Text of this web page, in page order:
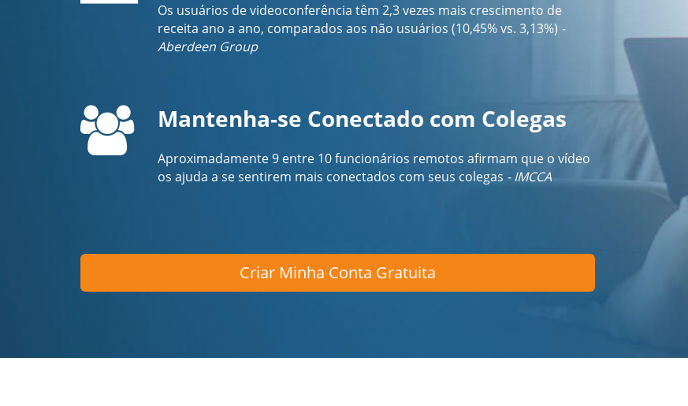
Os usuários de videoconferência têm 2,3 vezes mais crescimento de
receita ano a ano, comparados aos não usuários (10,45% vs. 3,13%) -
Aberdeen Group
Mantenha-se Conectado com Colegas
Aproximadamente 9 entre 10 funcionários remotos afirmam que o vídeo
os ajuda a se sentirem mais conectados com seus colegas - IMCCA
Criar Minha Conta Gratuita